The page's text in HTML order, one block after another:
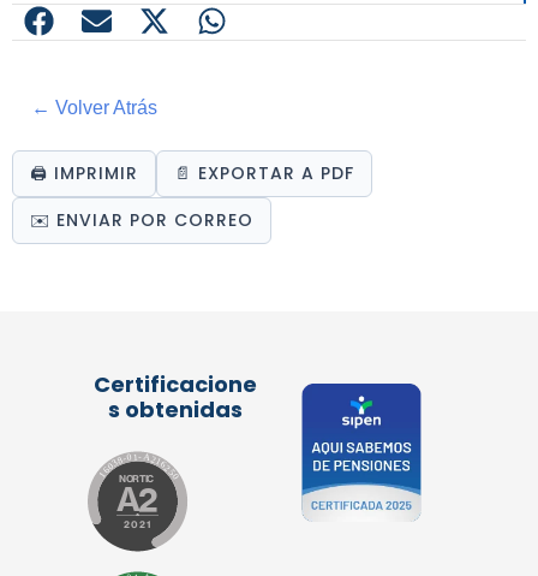
← Volver Atrás
🖨️ IMPRIMIR
📄 EXPORTAR A PDF
✉️ ENVIAR POR CORREO
Certificacione
s obtenidas